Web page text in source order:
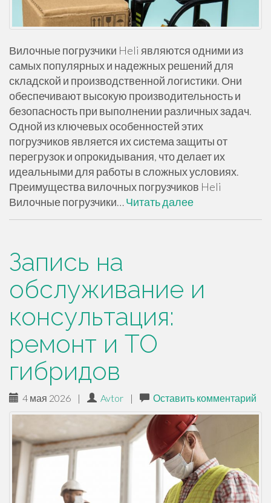
Вилочные погрузчики Heli являются одними из
самых популярных и надежных решений для
складской и производственной логистики. Они
обеспечивают высокую производительность и
безопасность при выполнении различных задач.
Одной из ключевых особенностей этих
погрузчиков является их система защиты от
перегрузок и опрокидывания, что делает их
идеальными для работы в сложных условиях.
Преимущества вилочных погрузчиков Heli
Вилочные погрузчики…Читать далее
Запись на
обслуживание и
консультация:
ремонт и ТО
гибридов
4 мая 2026 | Avtor | Оставить комментарий